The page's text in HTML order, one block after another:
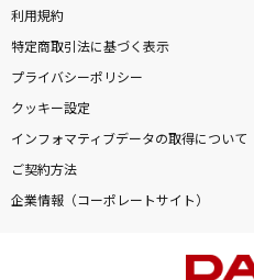
利用規約
特定商取引法に基づく表示
プライバシーポリシー
クッキー設定
インフォマティブデータの取得について
ご契約方法
企業情報（コーポレートサイト）